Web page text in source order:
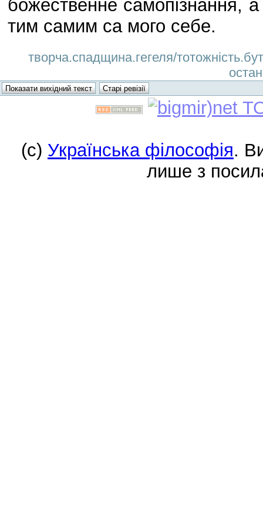
божественне самопізнання,
тим самим са мого себе.
творча.спадщина.гегеля/
(c) Українська філософія.
лише з